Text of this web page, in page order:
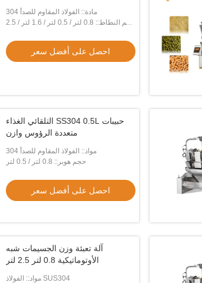
مادة:: الفولاذ المقاوم للصدأ 304
حجم النطاط:: 0.8 لتر / 0.5 لتر / 1.6 لتر / 2.5
احصل على أفضل سعر
التلقائي الغذاء SS304 0.5L حبيبات
متعددة الرؤوس وازن
مواد:: الفولاذ المقاوم للصدأ 304
حجم هوبر:: 0.8 لتر / 0.5 لتر
احصل على أفضل سعر
آلة تعبئة وزن الجسيمات شبه
الأوتوماتيكية 0.8 لتر 2.5 لتر
مواد:: الفولاذ SUS304